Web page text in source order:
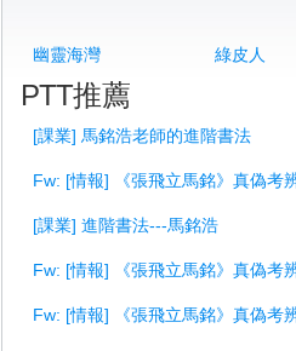
幽靈海灣 綠皮人
PTT推薦
[課業] 馬銘浩老師的進階書法
Fw: [情報] 《張飛立馬銘》真偽
[課業] 進階書法---馬銘浩
Fw: [情報] 《張飛立馬銘》真偽
Fw: [情報] 《張飛立馬銘》真偽